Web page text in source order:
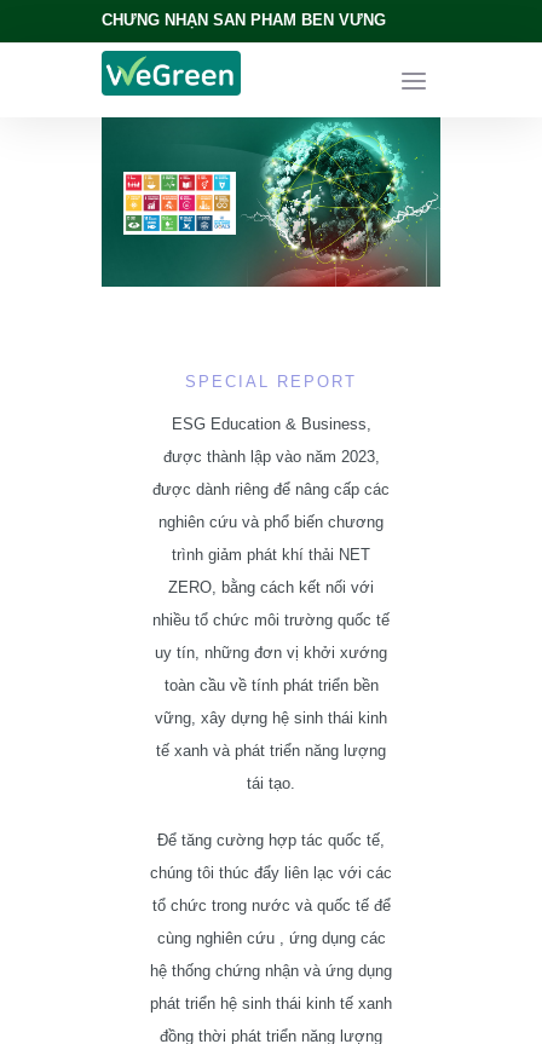
CHỨNG NHẬN SẢN PHẨM BỀN VỮNG
SPECIAL REPORT
ESG Education & Business,
được thành lập vào năm 2023,
được dành riêng để nâng cấp các
nghiên cứu và phổ biến chương
trình giảm phát khí thải NET
ZERO, bằng cách kết nối với
nhiều tổ chức môi trường quốc tế
uy tín, những đơn vị khởi xướng
toàn cầu về tính phát triển bền
vững, xây dựng hệ sinh thái kinh
tế xanh và phát triển năng lượng
tái tạo.
Để tăng cường hợp tác quốc tế,
chúng tôi thúc đẩy liên lạc với các
tổ chức trong nước và quốc tế để
cùng nghiên cứu , ứng dụng các
hệ thống chứng nhận và ứng dụng
phát triển hệ sinh thái kinh tế xanh
đồng thời phát triển năng lượng